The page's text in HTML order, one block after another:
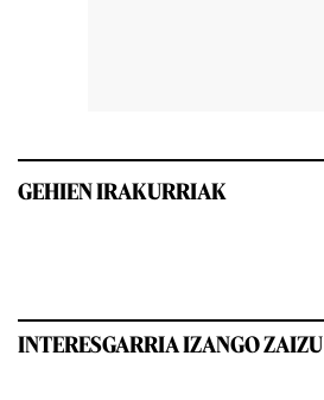
GEHIEN IRAKURRIAK
INTERESGARRIA IZANGO ZAIZU